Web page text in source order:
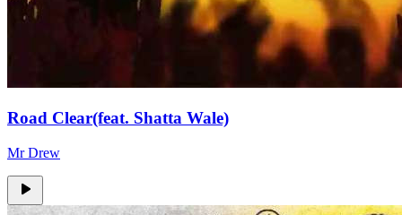
Road Clear(feat. Shatta Wale)
Mr Drew